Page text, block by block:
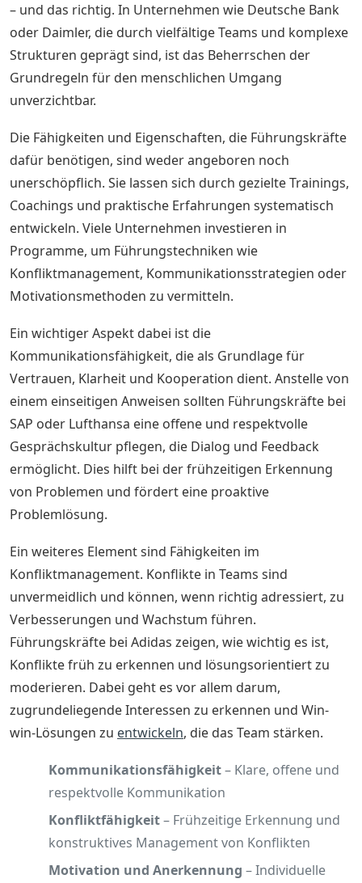
– und das richtig. In Unternehmen wie Deutsche Bank
oder Daimler, die durch vielfältige Teams und komplexe
Strukturen geprägt sind, ist das Beherrschen der
Grundregeln für den menschlichen Umgang
unverzichtbar.
Die Fähigkeiten und Eigenschaften, die Führungskräfte
dafür benötigen, sind weder angeboren noch
unerschöpflich. Sie lassen sich durch gezielte Trainings,
Coachings und praktische Erfahrungen systematisch
entwickeln. Viele Unternehmen investieren in
Programme, um Führungstechniken wie
Konfliktmanagement, Kommunikationsstrategien oder
Motivationsmethoden zu vermitteln.
Ein wichtiger Aspekt dabei ist die
Kommunikationsfähigkeit, die als Grundlage für
Vertrauen, Klarheit und Kooperation dient. Anstelle von
einem einseitigen Anweisen sollten Führungskräfte bei
SAP oder Lufthansa eine offene und respektvolle
Gesprächskultur pflegen, die Dialog und Feedback
ermöglicht. Dies hilft bei der frühzeitigen Erkennung
von Problemen und fördert eine proaktive
Problemlösung.
Ein weiteres Element sind Fähigkeiten im
Konfliktmanagement. Konflikte in Teams sind
unvermeidlich und können, wenn richtig adressiert, zu
Verbesserungen und Wachstum führen.
Führungskräfte bei Adidas zeigen, wie wichtig es ist,
Konflikte früh zu erkennen und lösungsorientiert zu
moderieren. Dabei geht es vor allem darum,
zugrundeliegende Interessen zu erkennen und Win-
win-Lösungen zu entwickeln, die das Team stärken.
Kommunikationsfähigkeit– Klare, offene und
respektvolle Kommunikation
Konfliktfähigkeit– Frühzeitige Erkennung und
konstruktives Management von Konflikten
Motivation und Anerkennung – Individuelle